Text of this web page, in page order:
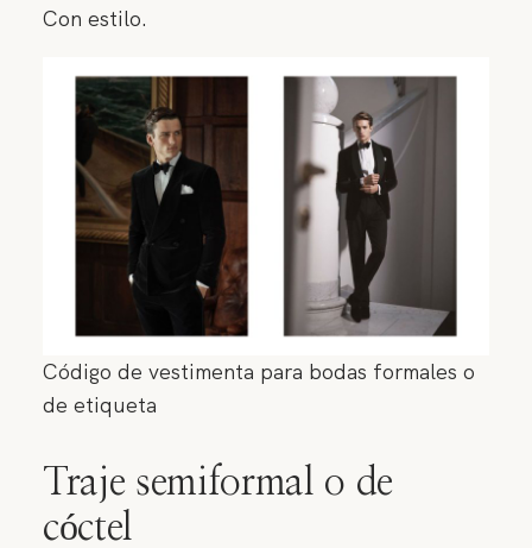
Con estilo.
Código de vestimenta para bodas formales o
de etiqueta
Traje semiformal o de
cóctel